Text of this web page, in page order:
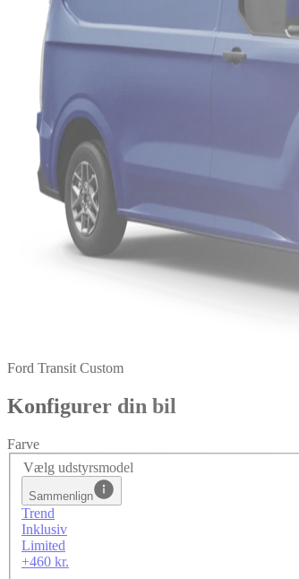
Ford Transit Custom
Konfigurer din bil
Farve
Vælg udstyrsmodel
Sammenlign
Trend
Inklusiv
Limited
+460 kr.